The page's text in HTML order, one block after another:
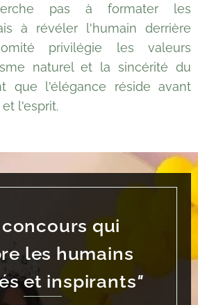
pas à formater les
à révéler l'humain derrière
privilégie les valeurs
naturel et la sincérité du
que l'élégance réside avant
l'esprit.
qui
les humains
et inspirants"